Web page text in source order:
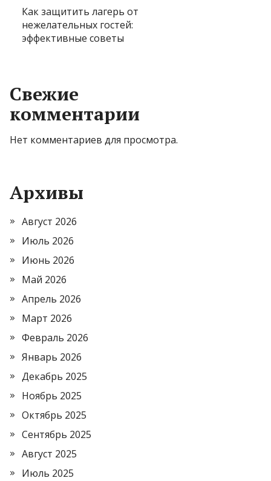
Как защитить лагерь от
нежелательных гостей:
эффективные советы
Свежие
комментарии
Нет комментариев для просмотра.
Архивы
Август 2026
Июль 2026
Июнь 2026
Май 2026
Апрель 2026
Март 2026
Февраль 2026
Январь 2026
Декабрь 2025
Ноябрь 2025
Октябрь 2025
Сентябрь 2025
Август 2025
Июль 2025